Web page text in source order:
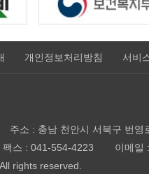
개인정보처리방침 서비
주소 : 충남 천안시 서북구 번영
팩스 : 041-554-4223
이메일
rights reserved.